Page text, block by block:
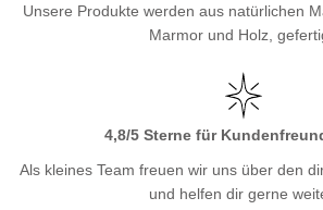
Unsere Produkte werden aus natürlichen
Marmor und Holz,
4,8/5 Sterne für
Als kleines Team freuen wir uns über den
und helfen dir gerne